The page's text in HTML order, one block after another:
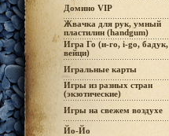
Домино VIP
Жвачка для рук, умный
пластилин (handgum)
Игра Го (и-го, i-go, бадук,
вейци)
Игральные карты
Игры из разных стран
(экзотические)
Игры на свежем воздухе
Йо-Йо